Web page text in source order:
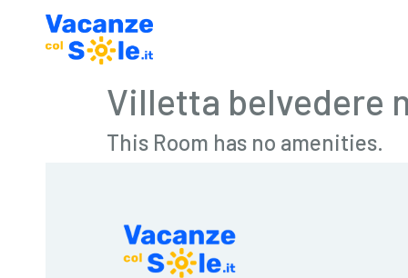
Villetta belvedere
This Room has no amenities.